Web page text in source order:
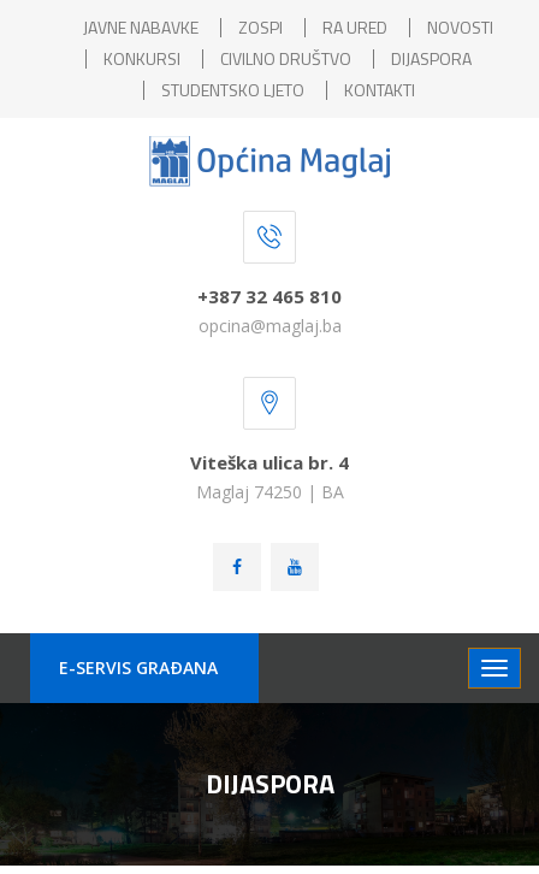
JAVNE NABAVKE ZOSPI RA URED
NOVOSTI
KONKURSI
CIVILNO DRUŠTVO
DIJASPORA
STUDENTSKO LJETO
KONTAKTI
+387 32 465 810
opcina@maglaj.ba
Viteška ulica br. 4
Maglaj 74250 | BA
E-SERVIS GRAÐANA
DIJASPORA